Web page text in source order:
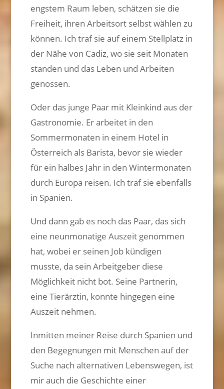
engstem Raum leben, schätzen sie die
Freiheit, ihren Arbeitsort selbst wählen zu
können. Ich traf sie auf einem Stellplatz in
der Nähe von Cadiz, wo sie seit Monaten
standen und das Leben und Arbeiten
genossen.
Oder das junge Paar mit Kleinkind aus der
Gastronomie. Er arbeitet in den
Sommermonaten in einem Hotel in
Österreich als Barista, bevor sie wieder
für ein halbes Jahr in den Wintermonaten
durch Europa reisen. Ich traf sie ebenfalls
in Spanien.
Und dann gab es noch das Paar, das sich
eine neunmonatige Auszeit genommen
hat, wobei er seinen Job kündigen
musste, da sein Arbeitgeber diese
Möglichkeit nicht bot. Seine Partnerin,
eine Tierärztin, konnte hingegen eine
Auszeit nehmen.
Inmitten meiner Reise durch Spanien und
den Begegnungen mit Menschen auf der
Suche nach alternativen Lebenswegen, ist
mir auch die Geschichte einer